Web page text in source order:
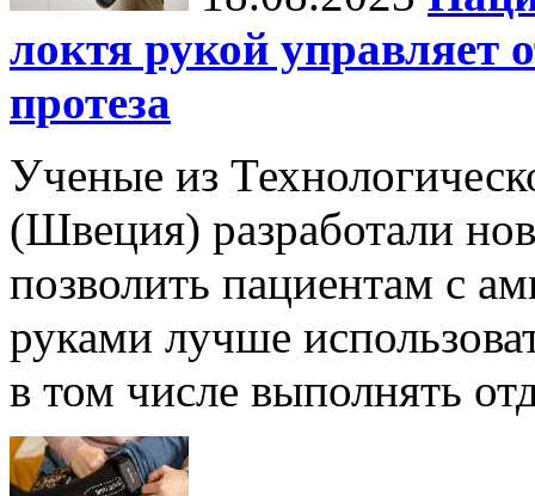
локтя рукой
протеза
Ученые из
(Швеция) разработали
позволить пациентам с
руками лучше
в том числе выполнять